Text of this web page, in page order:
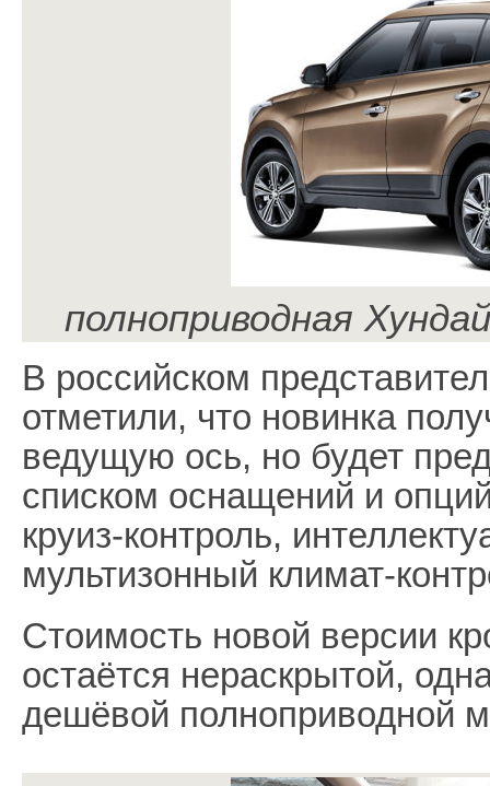
полноприводная
В российском
отметили, что новинка
ведущую ось, но будет
списком оснащений и
круиз-контроль,
мультизонный климат-
Стоимость новой версии
остаётся нераскрытой,
дешёвой полноприводной